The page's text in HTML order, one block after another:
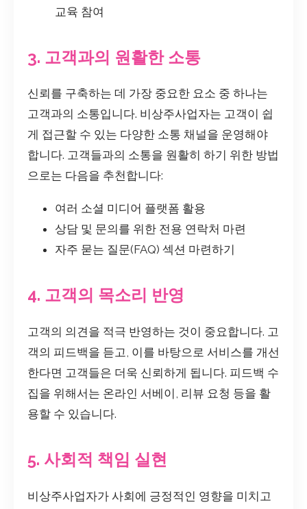
교육 참여
3. 고객과의 원활한 소통
신뢰를 구축하는 데 가장 중요한 요소 중 하나는
고객과의 소통입니다. 비상주사업자는 고객이 쉽
게 접근할 수 있는 다양한 소통 채널을 운영해야
합니다. 고객들과의 소통을 원활히 하기 위한 방법
으로는 다음을 추천합니다:
여러 소셜 미디어 플랫폼 활용
상담 및 문의를 위한 전용 연락처 마련
자주 묻는 질문(FAQ) 섹션 마련하기
4. 고객의 목소리 반영
고객의 의견을 적극 반영하는 것이 중요합니다. 고
객의 피드백을 듣고, 이를 바탕으로 서비스를 개선
한다면 고객들은 더욱 신뢰하게 됩니다. 피드백 수
집을 위해서는 온라인 서베이, 리뷰 요청 등을 활
용할 수 있습니다.
5. 사회적 책임 실현
비상주사업자가 사회에 긍정적인 영향을 미치고